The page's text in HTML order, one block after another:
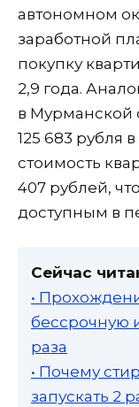
автономном
заработной
покупку
2,9 года.
в Мурманской
125 683 рубля
стоимость
407 рублей,
доступным в
Сейчас
•
бессрочную
раза
• Почему
запускать 2